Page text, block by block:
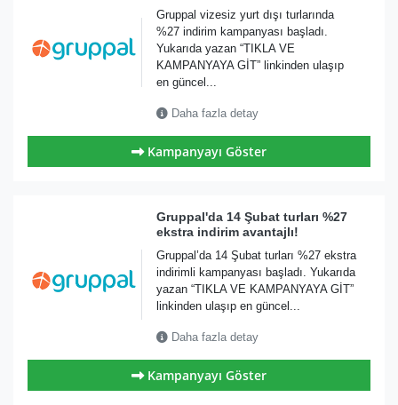
Gruppal vizesiz yurt dışı turlarında
%27 indirim kampanyası başladı.
Yukarıda yazan “TIKLA VE
KAMPANYAYA GİT” linkinden ulaşıp
en güncel...
Daha fazla detay
Kampanyayı Göster
Gruppal'da 14 Şubat turları %27
ekstra indirim avantajlı!
Gruppal’da 14 Şubat turları %27 ekstra
indirimli kampanyası başladı. Yukarıda
yazan “TIKLA VE KAMPANYAYA GİT”
linkinden ulaşıp en güncel...
Daha fazla detay
Kampanyayı Göster